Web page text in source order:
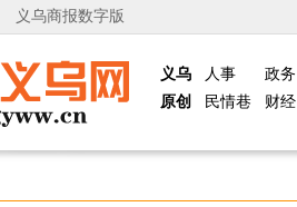
义乌商报数字版
义乌
原创
人事
民情巷
政务
财经